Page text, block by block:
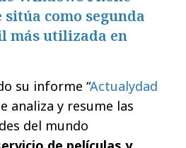
sitúa como segunda
más utilizada en
su informe “Actualydad
analiza y resume las
del mundo